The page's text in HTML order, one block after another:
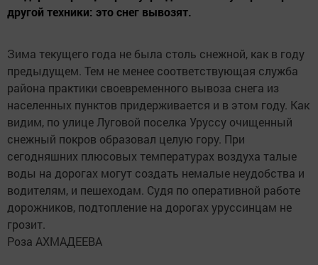
другой техники: это снег вывозят.
Зима текущего года не была столь снежной, как в году
предыдущем. Тем не менее соответствующая служба
района практики своевременного вывоза снега из
населенных пунктов придерживается и в этом году. Как
видим, по улице Луговой поселка Уруссу очищенный
снежный покров образовал целую гору. При
сегодняшних плюсовых температурах воздуха талые
воды на дорогах могут создать немалые неудобства и
водителям, и пешеходам. Судя по оперативной работе
дорожников, подтопление на дорогах уруссинцам не
грозит.
Роза АХМАДЕЕВА